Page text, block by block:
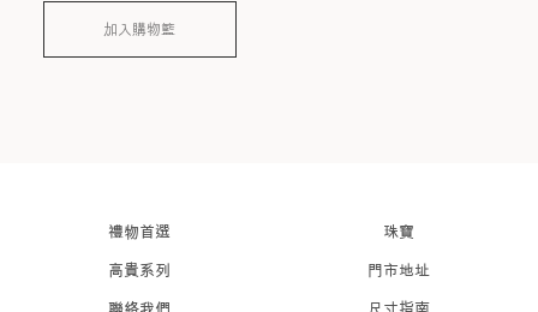
加入購物籃
禮物首選 珠寶
高貴系列 門市地址